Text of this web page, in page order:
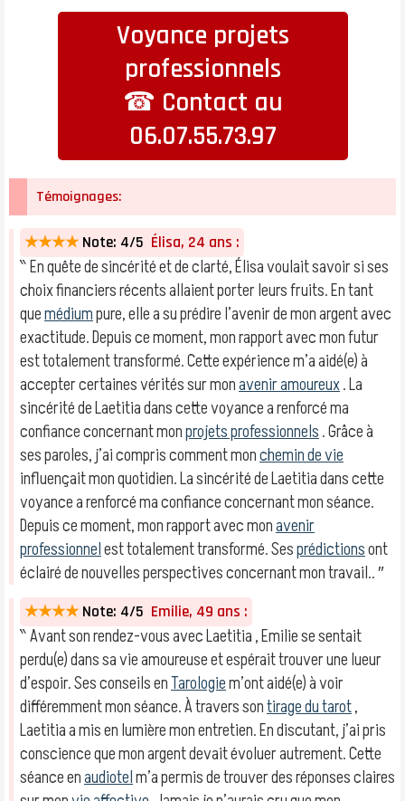
Voyance projets
professionnels
☎ Contact au
06.07.55.73.97
Témoignages:
★★★★ Note: 4/5 Élisa, 24 ans :
‶ En quête de sincérité et de clarté, Élisa voulait savoir si ses
choix financiers récents allaient porter leurs fruits. En tant
quemédiumpure, elle a su prédire l’avenir de mon argent avec
exactitude. Depuis ce moment, mon rapport avec mon futur
est totalement transformé. Cette expérience m’a aidé(e) à
accepter certaines vérités sur monavenir amoureux. La
sincérité de Laetitia dans cette voyance a renforcé ma
confiance concernant monprojets professionnels. Grâce à
ses paroles, j’ai compris comment monchemin de vie
influençait mon quotidien. La sincérité de Laetitia dans cette
voyance a renforcé ma confiance concernant mon séance.
Depuis ce moment, mon rapport avec monavenir
professionnelest totalement transformé. Sesprédictionsont
éclairé de nouvelles perspectives concernant mon travail.. ″
★★★★ Note: 4/5 Emilie, 49 ans :
‶ Avant son rendez-vous avec Laetitia , Emilie se sentait
perdu(e) dans sa vie amoureuse et espérait trouver une lueur
d’espoir. Ses conseils enTarologiem’ont aidé(e) à voir
différemment mon séance. À travers sontirage du tarot,
Laetitia a mis en lumière mon entretien. En discutant, j’ai pris
conscience que mon argent devait évoluer autrement. Cette
séance enaudiotelm’a permis de trouver des réponses claires